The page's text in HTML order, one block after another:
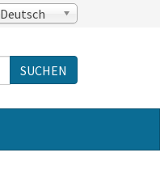
Deutsch
Suche
SUCHEN